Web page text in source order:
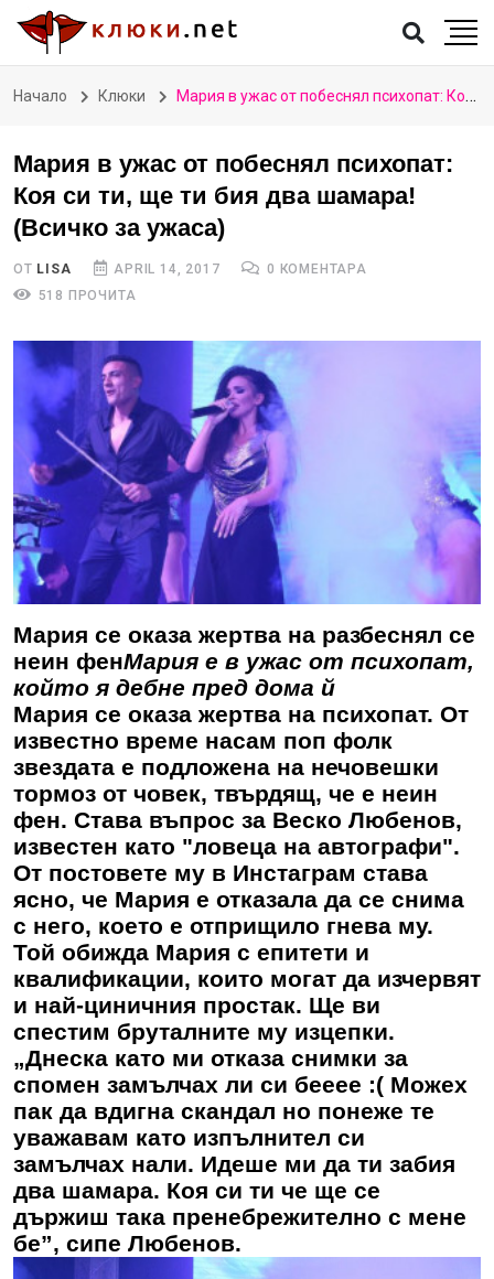
Начало Клюки Мария в ужас от побеснял психопат: Коя си ти, ще ти бия два шамара! (Всичко за ужаса)
Мария в ужас от побеснял психопат:
Коя си ти, ще ти бия два шамара!
(Всичко за ужаса)
ОТ LISA APRIL 14, 2017
0 КОМЕНТАРА
518 ПРОЧИТА
Мария се оказа жертва на разбеснял се
неин фенМария е в ужас от психопат,
който я дебне пред дома й
Мария се оказа жертва на психопат. От
известно време насам поп фолк
звездата е подложена на нечовешки
тормоз от човек, твърдящ, че е неин
фен. Става въпрос за Веско Любенов,
известен като "ловеца на автографи".
От постовете му в Инстаграм става
ясно, че Мария е отказала да се снима
с него, което е отприщило гнева му.
Той обижда Мария с епитети и
квалификации, които могат да изчервят
и най-циничния простак. Ще ви
спестим бруталните му изцепки.
„Днеска като ми отказа снимки за
спомен замълчах ли си бееее :( Можех
пак да вдигна скандал но понеже те
уважавам като изпълнител си
замълчах нали. Идеше ми да ти забия
два шамара. Коя си ти че ще се
държиш така пренебрежително с мене
бе”, сипе Любенов.